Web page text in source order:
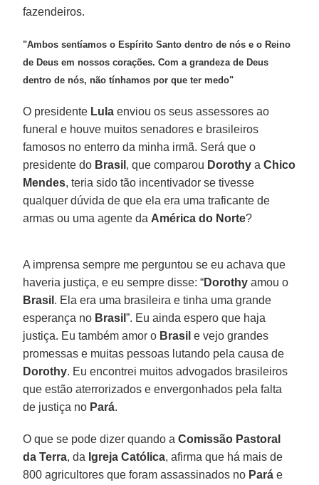
fazendeiros.
"Ambos sentíamos o Espírito Santo dentro de nós e o Reino
de Deus em nossos corações. Com a grandeza de Deus
dentro de nós, não tínhamos por que ter medo"
O presidente Lula enviou os seus assessores ao
funeral e houve muitos senadores e brasileiros
famosos no enterro da minha irmã. Será que o
presidente do Brasil , que comparou Dorothy aChico
Mendes, teria sido tão incentivador se tivesse
qualquer dúvida de que ela era uma traficante de
armas ou uma agente da América do Norte?
A imprensa sempre me perguntou se eu achava que
haveria justiça, e eu sempre disse: “Dorothy amou o
Brasil . Ela era uma brasileira e tinha uma grande
esperança no Brasil”. Eu ainda espero que haja
justiça. Eu também amor o Brasil e vejo grandes
promessas e muitas pessoas lutando pela causa de
Dorothy. Eu encontrei muitos advogados brasileiros
que estão aterrorizados e envergonhados pela falta
de justiça no Pará.
O que se pode dizer quando aComissão Pastoral
da Terra, da Igreja Católica, afirma que há mais de
800 agricultores que foram assassinados no Pará e